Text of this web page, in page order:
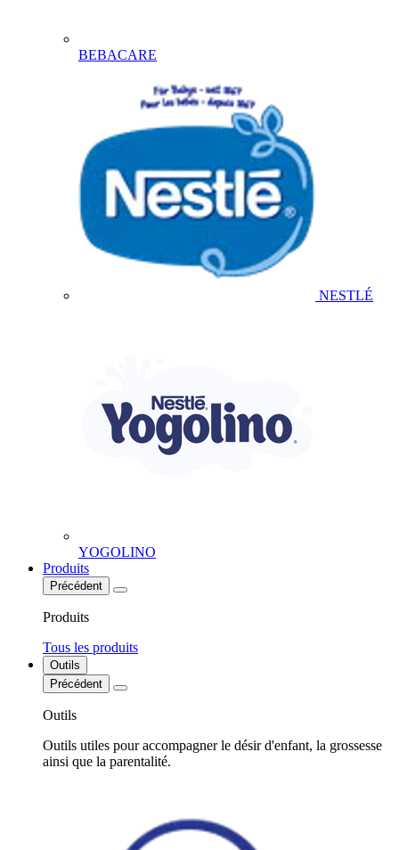
BEBACARE
NESTLÉ
YOGOLINO
Produits
Précédent
Produits
Tous les produits
Outils
Précédent
Outils
Outils utiles pour accompagner le désir d'enfant, la grossesse
ainsi que la parentalité.